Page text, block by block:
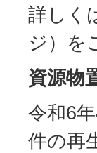
詳しく
ジ）を
資源物
令和6
件の再